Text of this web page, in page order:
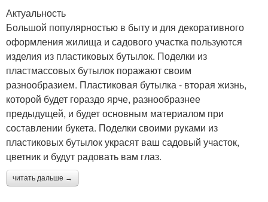
Актуальность
Большой популярностью в быту и для декоративного
оформления жилища и садового участка пользуются
изделия из пластиковых бутылок. Поделки из
пластмассовых бутылок поражают своим
разнообразием. Пластиковая бутылка - вторая жизнь,
которой будет гораздо ярче, разнообразнее
предыдущей, и будет основным материалом при
составлении букета. Поделки своими руками из
пластиковых бутылок украсят ваш садовый участок,
цветник и будут радовать вам глаз.
читать дальше →